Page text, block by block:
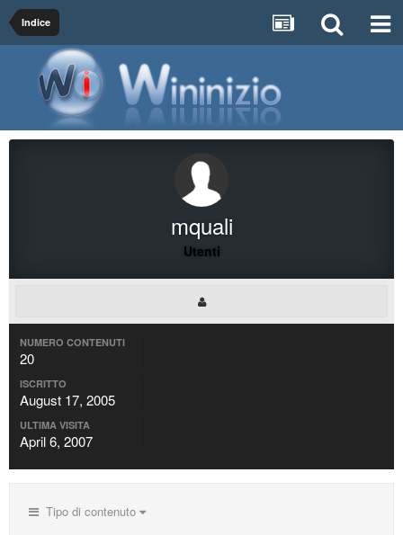
Indice
mquali
Utenti
NUMERO CONTENUTI
20
ISCRITTO
August 17, 2005
ULTIMA VISITA
April 6, 2007
Tipo di contenuto